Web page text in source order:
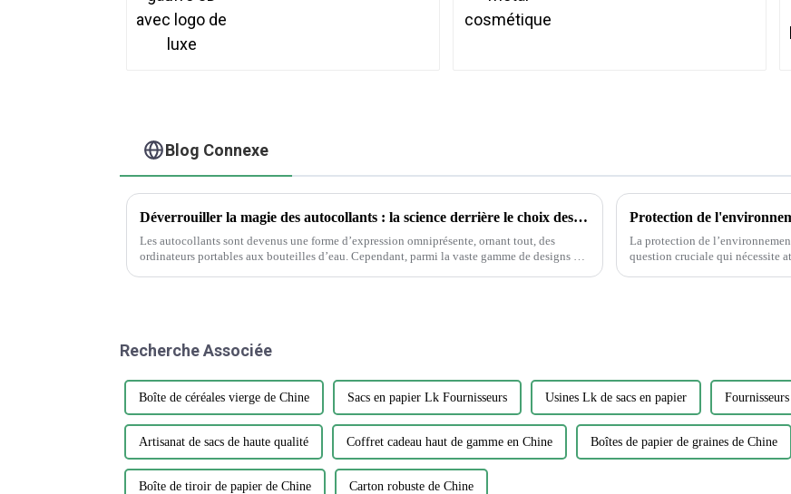
Blog Connexe
Déverrouiller la magie des autocollants : la science derrière le choix des autocollants
Les autocollants sont devenus une forme d’expression omniprésente, ornant tout, des
ordinateurs portables aux bouteilles d’eau. Cependant, parmi la vaste gamme de designs et
La protection de
question cruciale qui nécessite attention et action. Alors
Recherche Associée
Boîte de céréales vierge de Chine Sacs en papier Lk Fournisseurs Usines Lk de sacs en papier
Artisanat de sacs de haute qualité Coffret cadeau haut de gamme en Chine Boîtes de papier de graines de Chine
Boîte de tiroir de papier de Chine Carton robuste de Chine